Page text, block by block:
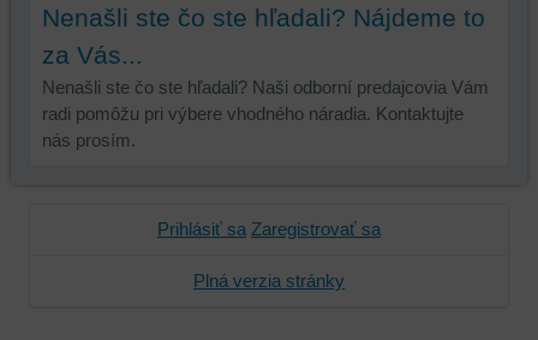
Nenašli ste čo ste hľadali? Nájdeme to
za Vás...
Nenašli ste čo ste hľadali? Naši odborní predajcovia Vám
radi pomôžu pri výbere vhodného náradia. Kontaktujte
nás prosím.
Prihlásiť sa Zaregistrovať sa
Plná verzia stránky
a/alebo
tretích
strán,
widgety
atď.